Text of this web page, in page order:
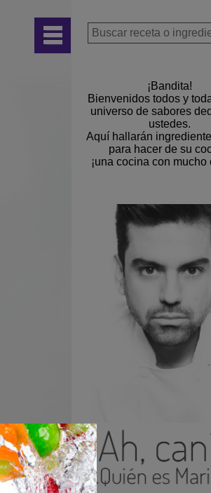
¡Bandita!
Bienvenidos todos y
universo de sabores
ustedes.
Aquí hallarán
para hacer de su
¡una cocina con mucho